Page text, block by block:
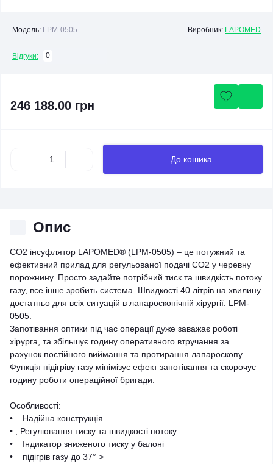
Модель: LPM-0505 Виробник: LAPOMED
Відгуки: 0
246 188.00 грн
До кошика
Опис
CO2 інсуфлятор LAPOMED® (LPM-0505) – це потужний та
ефективний прилад для регульованої подачі СО2 у черевну
порожнину. Просто задайте потрібний тиск та швидкість потоку
газу, все інше зробить система. Швидкості 40 літрів на хвилину
достатньо для всіх ситуацій в лапароскопічній хірургії. LPM-
0505.
Запотівання оптики під час операції дуже заважає роботі
хірурга, та збільшує годину оперативного втручання за
рахунок постійного виймання та протирання лапароскопу.
Функція підігріву газу мінімізує ефект запотівання та скорочує
годину роботи операційної бригади.
Особливості:
• Надійна конструкція
• ; Регулювання тиску та швидкості потоку
• Індикатор зниженого тиску у балоні
• підігрів газу до 37° >